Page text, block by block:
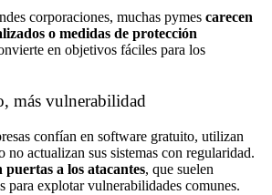
corporaciones, muchas pymes carecen
o medidas de protección
en objetivos fáciles para los
más vulnerabilidad
confían en software gratuito, utilizan
no actualizan sus sistemas con regularidad.
a los atacantes, que suelen
para explotar vulnerabilidades comunes.